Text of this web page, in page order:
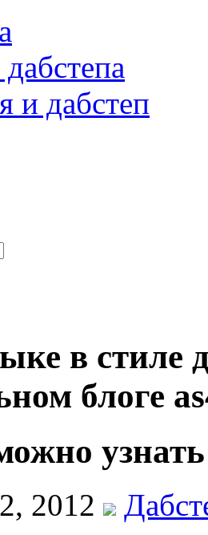
и дабстеп
в стиле
блоге
2012